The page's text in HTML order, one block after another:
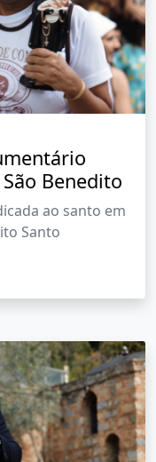
Benedito
ao santo em
Santo